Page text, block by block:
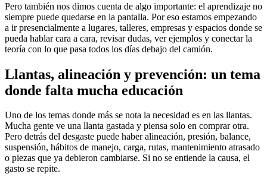
Pero también nos dimos cuenta de algo importante: el aprendizaje no
siempre puede quedarse en la pantalla. Por eso estamos empezando
a ir presencialmente a lugares, talleres, empresas y espacios donde se
pueda hablar cara a cara, revisar dudas, ver ejemplos y conectar la
teoría con lo que pasa todos los días debajo del camión.
Llantas, alineación y prevención: un tema
donde falta mucha educación
Uno de los temas donde más se nota la necesidad es en las llantas.
Mucha gente ve una llanta gastada y piensa solo en comprar otra.
Pero detrás del desgaste puede haber alineación, presión, balance,
suspensión, hábitos de manejo, carga, rutas, mantenimiento atrasado
o piezas que ya debieron cambiarse. Si no se entiende la causa, el
gasto se repite.